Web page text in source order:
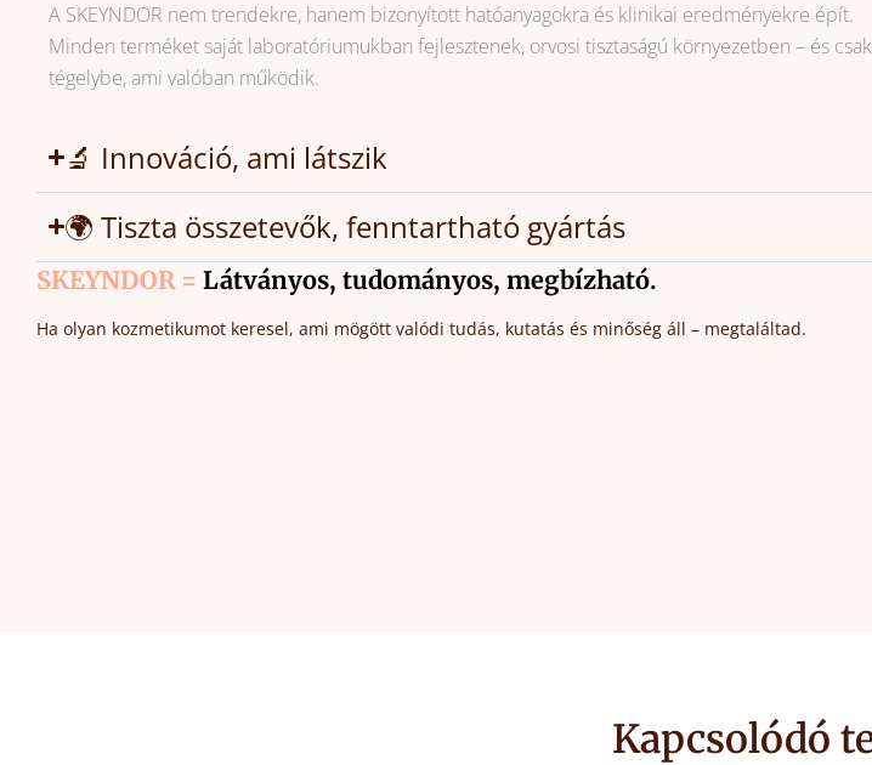
A SKEYNDOR nem trendekre, hanem bizonyított hatóanyagokra és klinikai eredményekre épít.
Minden terméket saját laboratóriumukban fejlesztenek, orvosi tisztaságú környezetben – és
tégelybe, ami valóban működik.
🔬 Innováció, ami látszik
🌍 Tiszta összetevők, fenntartható gyártás
SKEYNDOR = Látványos, tudományos, megbízható.
Ha olyan kozmetikumot keresel, ami mögött valódi tudás, kutatás és minőség áll – megtaláltad.
Kapcsolódó